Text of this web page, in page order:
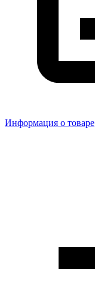
Информация о товаре